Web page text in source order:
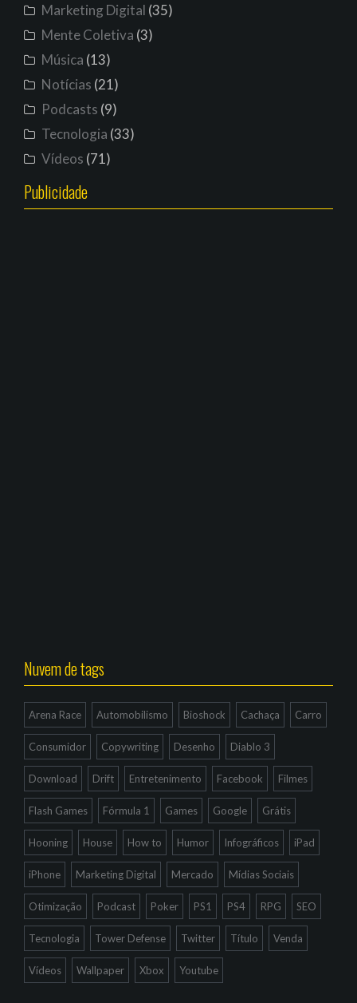
Marketing Digital (35)
Mente Coletiva (3)
Música (13)
Notícias (21)
Podcasts (9)
Tecnologia (33)
Vídeos (71)
Publicidade
Nuvem de tags
Arena Race Automobilismo Bioshock Cachaça Carro
Consumidor Copywriting Desenho Diablo 3
Download Drift Entretenimento Facebook Filmes
Flash Games Fórmula 1 Games Google Grátis
Hooning House How to Humor Infográficos iPad
iPhone Marketing Digital Mercado Mídias Sociais
Otimização Podcast Poker PS1 PS4 RPG SEO
Tecnologia Tower Defense Twitter Título Venda
Vídeos Wallpaper Xbox Youtube